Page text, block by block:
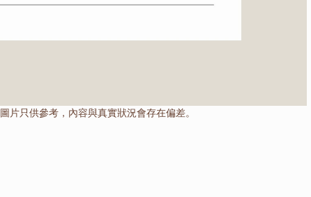
圖片只供參考，內容與真實狀況會存在偏差。